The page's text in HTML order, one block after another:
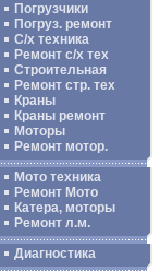
Погрузчики
Погруз. ремонт
С/х техника
Ремонт с/х тех
Строительная
Ремонт стр. тех
Краны
Краны ремонт
Моторы
Ремонт мотор.
Мото техника
Ремонт Мото
Катера, моторы
Ремонт л.м.
Диагностика